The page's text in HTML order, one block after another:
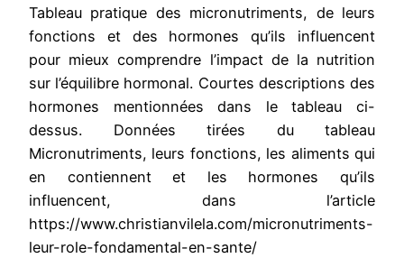
Tableau pratique des micronutriments, de leurs
fonctions et des hormones qu’ils influencent
pour mieux comprendre l’impact de la nutrition
sur l’équilibre hormonal. Courtes descriptions des
hormones mentionnées dans le tableau ci-
dessus. Données tirées du tableau
Micronutriments, leurs fonctions, les aliments qui
en contiennent et les hormones qu’ils
influencent, dans l’article
https://www.christianvilela.com/micronutriments-
leur-role-fondamental-en-sante/